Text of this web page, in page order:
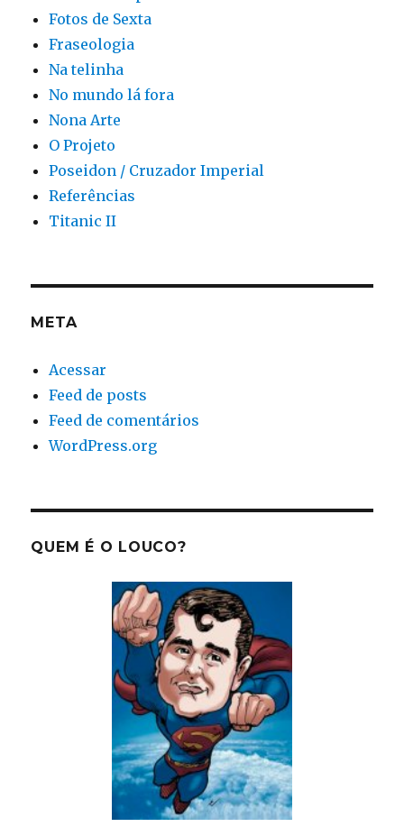
Fotos de Sexta
Fraseologia
Na telinha
No mundo lá fora
Nona Arte
O Projeto
Poseidon / Cruzador Imperial
Referências
Titanic II
META
Acessar
Feed de posts
Feed de comentários
WordPress.org
QUEM É O LOUCO?